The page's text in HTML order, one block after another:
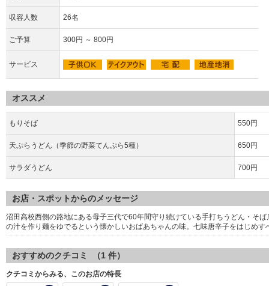
収容人数 26名
ご予算 300円 ～ 800円
サービス
オススメ
もりそば 550円
天ぷらうどん（季節の野菜てんぷら5種） 650円
サラダうどん 700円
お店・スポットからのメッセージ
沼田高校西側の路地にある母子三代で60年間守り続けている手打ちうどん・そ
の汁を作り麺をゆでるという懐かしいおばあちゃんの味。七味唐辛子をはじめ
おすすめのクチコミ （1 件）
クチコミからみる、このお店の特長